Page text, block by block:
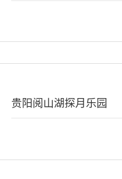
贵阳阅山湖探月乐园